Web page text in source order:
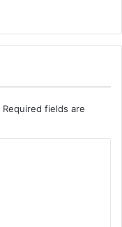
Required fields are